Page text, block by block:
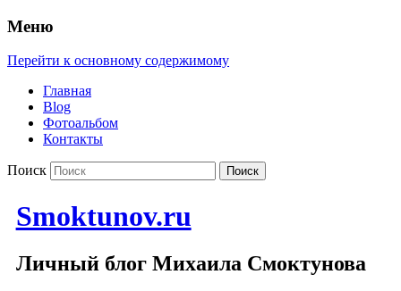
Меню
Перейти к основному содержимому
Главная
Blog
Фотоальбом
Контакты
Поиск
Smoktunov.ru
Личный блог Михаила Смоктунова